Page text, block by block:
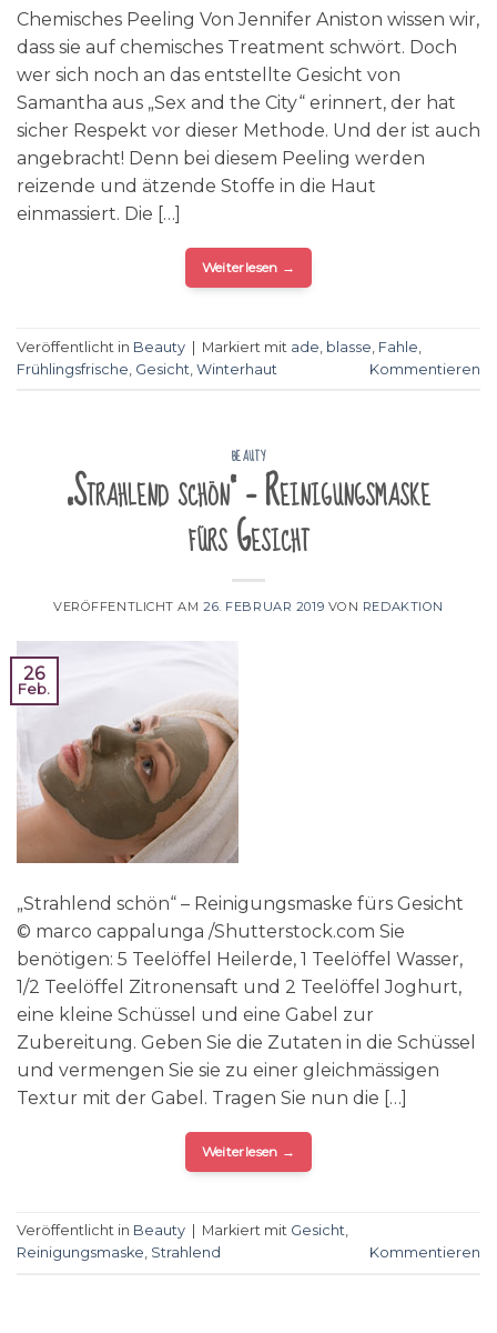
Chemisches Peeling Von Jennifer Aniston wissen wir,
dass sie auf chemisches Treatment schwört. Doch
wer sich noch an das entstellte Gesicht von
Samantha aus „Sex and the City“ erinnert, der hat
sicher Respekt vor dieser Methode. Und der ist auch
angebracht! Denn bei diesem Peeling werden
reizende und ätzende Stoffe in die Haut
einmassiert. Die […]
Weiterlesen →
Veröffentlicht in Beauty | Markiert mit ade blasse Fahle
Frühlingsfrische Gesicht Winterhaut Kommentieren
BEAUTY
„Strahlend schön“ – Reinigungsmaske
fürs Gesicht
VERÖFFENTLICHT AM26. FEBRUAR 2019 VON REDAKTION
26
Feb.
„Strahlend schön“ – Reinigungsmaske fürs Gesicht
© marco cappalunga /Shutterstock.com Sie
benötigen: 5 Teelöffel Heilerde, 1 Teelöffel Wasser,
1/2 Teelöffel Zitronensaft und 2 Teelöffel Joghurt,
eine kleine Schüssel und eine Gabel zur
Zubereitung. Geben Sie die Zutaten in die Schüssel
und vermengen Sie sie zu einer gleichmässigen
Textur mit der Gabel. Tragen Sie nun die […]
Weiterlesen →
Veröffentlicht in Beauty Markiert mit Gesicht,
Reinigungsmaske, Strahlend Kommentieren